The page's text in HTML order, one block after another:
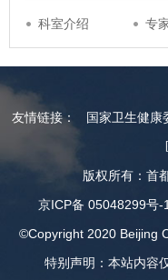
科室介绍 专
友情链接： 国家卫生健康
版权所有：首
京ICP备 05048299号-1
©Copyright 2020 Beijing
特别声明：本站内容